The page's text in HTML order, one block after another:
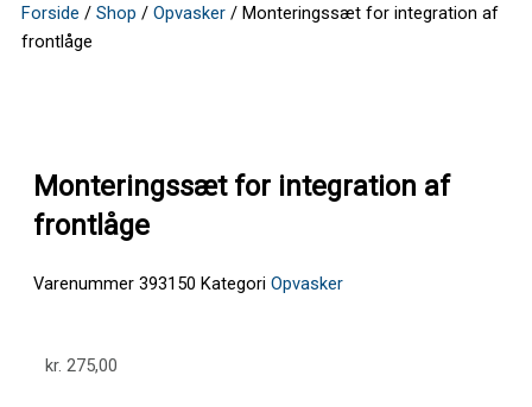
Vaskemaskine
Forside / Shop / Opvasker / Monteringssæt for integration af
frontlåge
Monteringssæt for integration af
frontlåge
Varenummer 393150 Kategori Opvasker
kr. 275,00